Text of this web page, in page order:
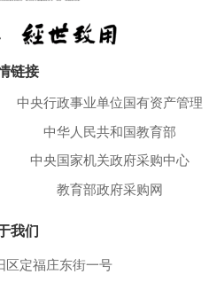
链接
中央行政事业单位国有资产管理
中华人民共和国教育部
中央国家机关政府采购中心
教育部政府采购网
我们
区定福庄东街一号